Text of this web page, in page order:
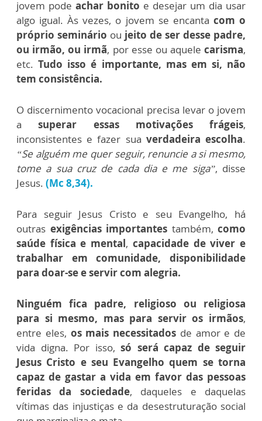
jovem pode achar bonito e desejar um dia usar
algo igual. Às vezes, o jovem se encanta com o
próprio seminário ou jeito de ser desse padre,
ou irmão, ou irmã, por esse ou aquele carisma,
etc.Tudo isso é importante, mas em si, não
tem consistência.
O discernimento vocacional precisa levar o jovem
asuperar essas motivações frágeis,
inconsistentes e fazer sua verdadeira escolha.
“Se alguém me quer seguir, renuncie a si mesmo,
tome a sua cruz de cada dia e me siga”, disse
Jesus. (Mc 8,34).
Para seguir Jesus Cristo e seu Evangelho, há
outras exigências importantes também, como
saúde física e mental, capacidade de viver e
trabalhar em comunidade,
disponibilidade
para doar-se e servir com alegria.
Ninguém fica padre, religioso ou religiosa
para si mesmo, mas para servir os irmãos,
entre eles, os mais necessitados de amor e de
vida digna. Por isso, só será capaz de seguir
Jesus Cristo e seu Evangelho quem se torna
capaz de gastar a vida em favor das pessoas
feridas da sociedade, daqueles e daquelas
vítimas das injustiças e da desestruturação social